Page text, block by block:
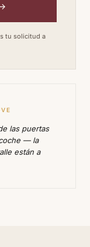
tu solicitud a
las puertas
— la
están a